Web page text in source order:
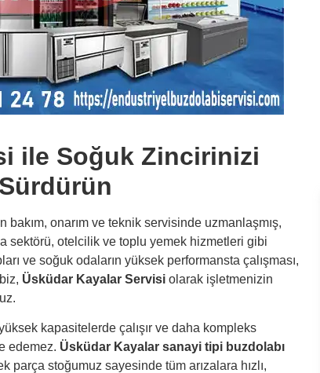
ile Soğuk Zincirinizi
onarım ve teknik servisinde uzmanlaşmış,
sektörü, otelcilik ve toplu yemek hizmetleri gibi
ve soğuk odaların yüksek performansta çalışması,
Üsküdar Kayalar Servisi olarak işletmenizin
kapasitelerde çalışır ve daha kompleks
edemez. Üsküdar Kayalar sanayi tipi buzdolabı
stoğumuz sayesinde tüm arızalara hızlı,